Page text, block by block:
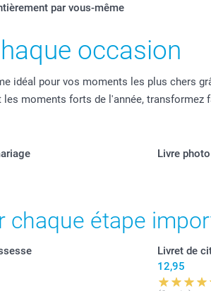
par vous-même
occasion
idéal pour vos moments les plus chers
moments forts de l'année,
Livre photo
chaque étape
Livret de
12,95